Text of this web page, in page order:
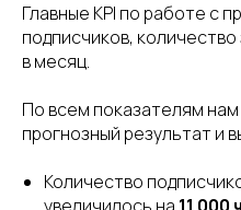
Главные KPI по работе с
подписчиков,
в месяц.
По всем показателям нам
прогнозный результат и
Количество